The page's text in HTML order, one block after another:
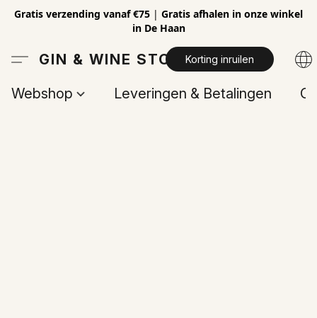
Gratis verzending vanaf €75 | Gratis afhalen in onze winkel
in De Haan
GIN & WINE STOREKorting inruilen
Webshop Leveringen & Betalingen